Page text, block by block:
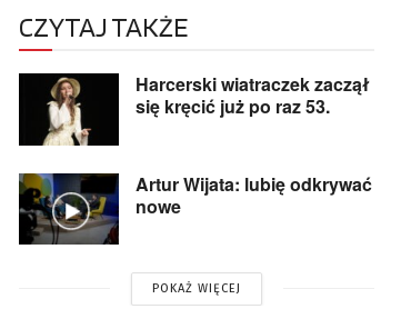
CZYTAJ TAKŻE
Harcerski wiatraczek zaczął
się kręcić już po raz 53.
Artur Wijata: lubię odkrywać
nowe
POKAŻ WIĘCEJ